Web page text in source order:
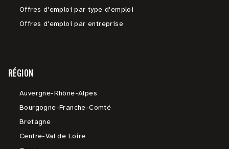
Offres d'emploi par type d'emploi
Offres d'emploi par entreprise
RÉGION
Auvergne-Rhône-Alpes
Bourgogne-Franche-Comté
Bretagne
Centre-Val de Loire